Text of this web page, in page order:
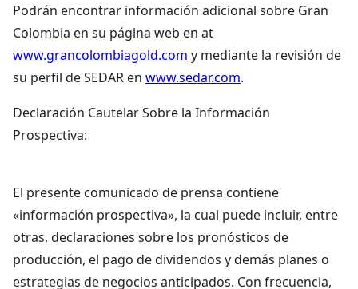
Podrán encontrar información adicional sobre Gran
Colombia en su página web en at
www.grancolombiagold.com y mediante la revisión de
su perfil de SEDAR en www.sedar.com.
Declaración Cautelar Sobre la Información
Prospectiva:
El presente comunicado de prensa contiene
«información prospectiva», la cual puede incluir, entre
otras, declaraciones sobre los pronósticos de
producción, el pago de dividendos y demás planes o
estrategias de negocios anticipados. Con frecuencia,